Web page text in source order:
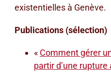
existentielles à Genève.
Publications (sélection)
« Comment gérer
partir d’une